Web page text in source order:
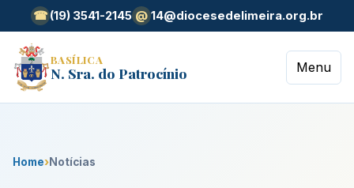
☎(19) 3541-2145 @ 14@diocesedelimeira.org.br
BASÍLICA
N. Sra. do Patrocínio Menu
Home›Notícias